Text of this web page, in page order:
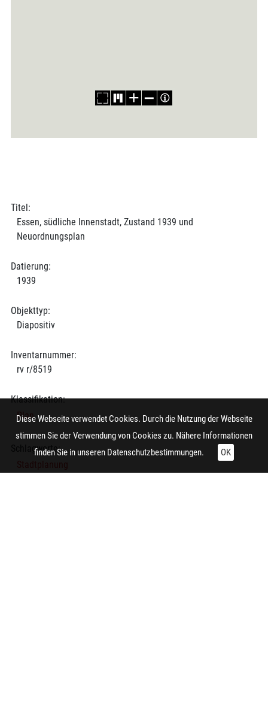
Titel:
Essen, südliche Innenstadt, Zustand 1939 und
Neuordnungsplan
Datierung:
1939
Objekttyp:
Diapositiv
Inventarnummer:
rv r/8519
Klassifikation:
Plan
Schlagworte:
Diese Webseite verwendet Cookies. Durch die Nutzung der Webseite
stimmen Sie der Verwendung von Cookies zu. Nähere Informationen
finden Sie in unseren Datenschutzbestimmungen. OK